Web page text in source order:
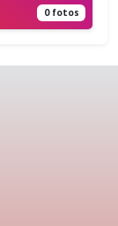
0 fotos